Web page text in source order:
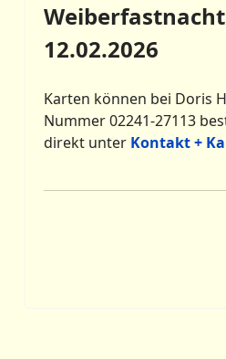
12.02.2026
Karten können bei Doris
Nummer 02241-27113
direkt unter Kontakt +